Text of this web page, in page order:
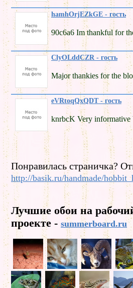
hamhOrjEZkGE - гость
90c6a6 Im thankful for
ClyOLddCZR - гость
Major thankies for the
eVRtoqQxQDT - гость
knrbcK Very informative
Понравилась страничка?
http://basik.ru/handmade/
Лучшие обои на
проекте - summerboard.ru